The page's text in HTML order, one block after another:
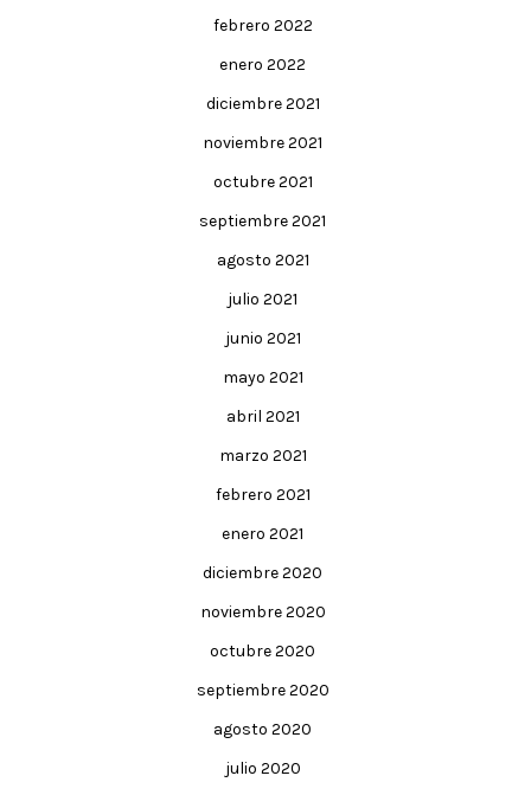
febrero 2022
enero 2022
diciembre 2021
noviembre 2021
octubre 2021
septiembre 2021
agosto 2021
julio 2021
junio 2021
mayo 2021
abril 2021
marzo 2021
febrero 2021
enero 2021
diciembre 2020
noviembre 2020
octubre 2020
septiembre 2020
agosto 2020
julio 2020